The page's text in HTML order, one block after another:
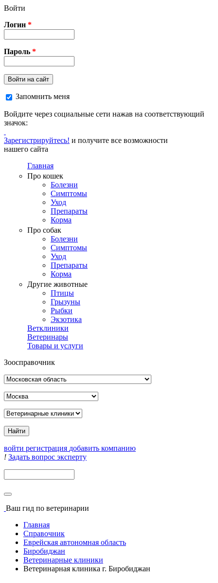
Перейти к основному содержанию
Войти
Логин *
Пароль *
Войти на сайт
Запомнить меня
Войдите через социальные сети нажав на соответствующий
значок:
Зарегистрируйтесь! и получите все возможности
нашего сайта
Главная
Про кошек
Болезни
Симптомы
Уход
Препараты
Корма
Про собак
Болезни
Симптомы
Уход
Препараты
Корма
Другие животные
Птицы
Грызуны
Рыбки
Экзотика
Ветклиники
Ветеринары
Товары и услуги
Зоосправочник
войти регистрация добавить компанию
! Задать вопрос эксперту
Ваш гид по ветеринарии
Главная
Справочник
Еврейская автономная область
Биробиджан
Ветеринарные клиники
Ветеринарная клиника г. Биробиджан